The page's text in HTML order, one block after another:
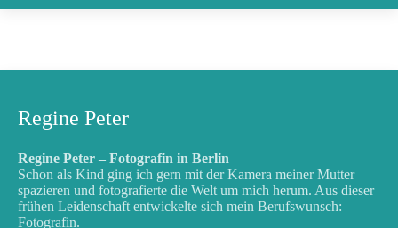
Regine Peter
Regine Peter – Fotografin in Berlin
Schon als Kind ging ich gern mit der Kamera meiner Mutter
spazieren und fotografierte die Welt um mich herum. Aus dieser
frühen Leidenschaft entwickelte sich mein Berufswunsch:
Fotografin.